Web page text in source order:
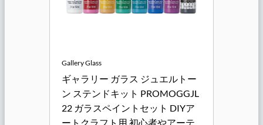
Gallery Glass
ギャラリー ガラス ジュエルトー
ン ステンドキット PROMOGGJL
22 ガラスペイントセット DIYア
ートクラフト用 初心者やアーテ